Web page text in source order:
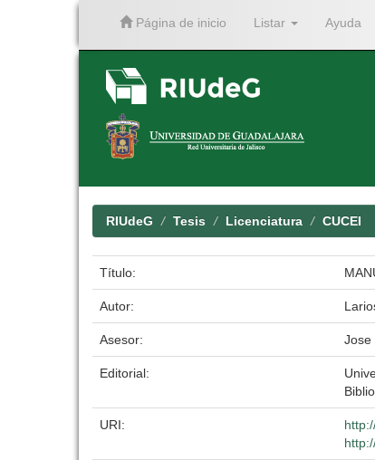
Página de inicio Listar Ayuda
RIUdeG Tesis Licenciatura CUCEI
Título:
Autor:
Asesor: Jose
Editorial:
URI: